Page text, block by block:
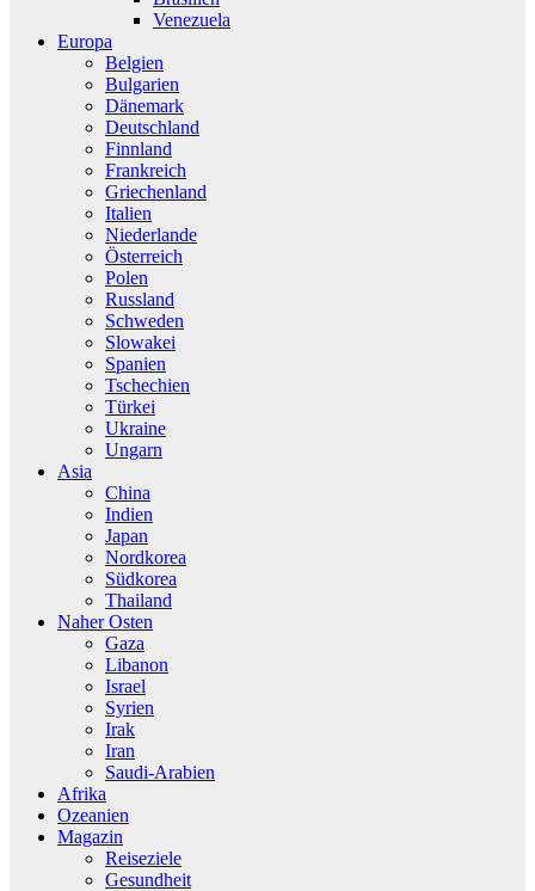
Venezuela
Europa
Belgien
Bulgarien
Dänemark
Deutschland
Finnland
Frankreich
Griechenland
Italien
Niederlande
Österreich
Polen
Russland
Schweden
Slowakei
Spanien
Tschechien
Türkei
Ukraine
Ungarn
Asia
China
Indien
Japan
Nordkorea
Südkorea
Thailand
Naher Osten
Gaza
Libanon
Israel
Syrien
Irak
Iran
Saudi-Arabien
Afrika
Ozeanien
Magazin
Reiseziele
Gesundheit